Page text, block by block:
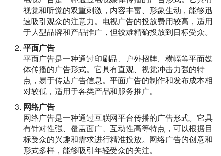
视觉和听觉的双重刺激，内容丰富、形象生动，能够迅
速吸引观众的注意力。电视广告的投放费用较高，适用
于大型品牌和产品推广，但较难精确投放到目标受众。
平面广告
平面广告是一种通过印刷品、户外招牌、横幅等平面媒
体传播的广告形式。它具有直观、视觉冲击力强的特
点，易于传达广告信息。平面广告的制作和发布成本相
对较低，适用于各类产品和服务推广。
网络广告
网络广告是一种通过互联网平台传播的广告形式。它具
有针对性强、覆盖面广、互动性高等特点，可以根据目
标受众的兴趣和需求进行精准投放。网络广告的创意和
形式多样，能够吸引年轻受众的关注。